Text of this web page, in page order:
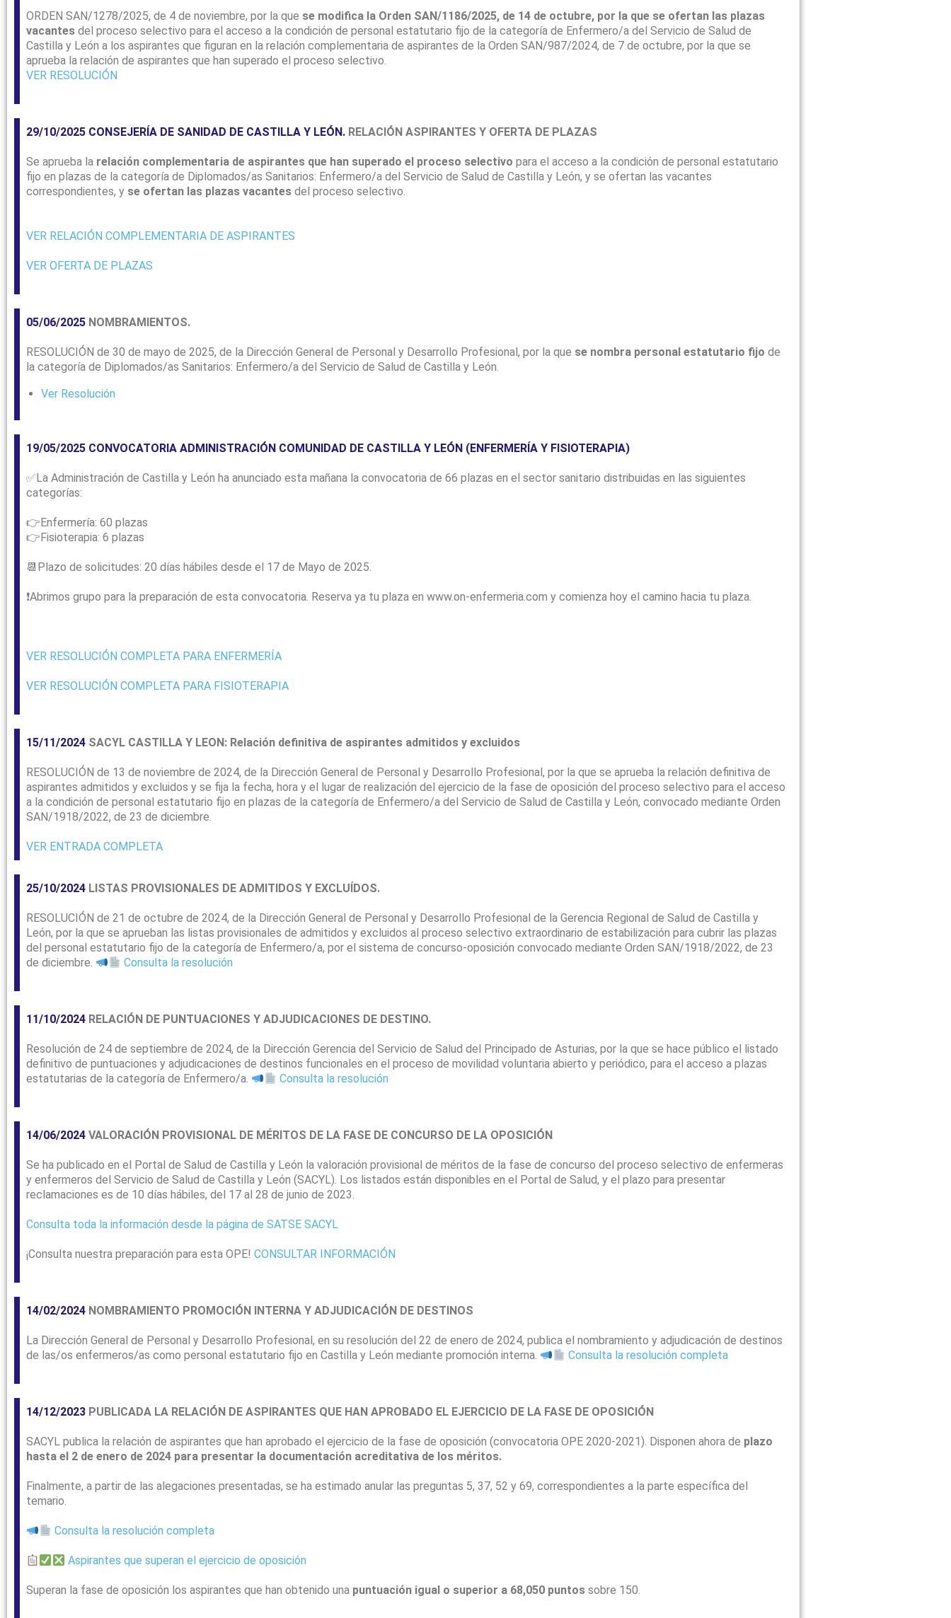
ORDEN SAN/1278/2025, de 4 de noviembre, por la que se modifica la Orden SAN/1186/2025, de 14 de octubre, por la que se ofertan las plazas
vacantes del proceso selectivo para el acceso a la condición de personal estatutario fijo de la categoría de Enfermero/a del Servicio de Salud de
Castilla y León a los aspirantes que figuran en la relación complementaria de aspirantes de la Orden SAN/987/2024, de 7 de octubre, por la que se
aprueba la relación de aspirantes que han superado el proceso selectivo.
VER RESOLUCIÓN
29/10/2025 CONSEJERÍA DE SANIDAD DE CASTILLA Y LEÓN. RELACIÓN ASPIRANTES Y OFERTA DE PLAZAS
Se aprueba la relación complementaria de aspirantes que han superado el proceso selectivo para el acceso a la condición de personal estatutario
fijo en plazas de la categoría de Diplomados/as Sanitarios: Enfermero/a del Servicio de Salud de Castilla y León, y se ofertan las vacantes
correspondientes, y se ofertan las plazas vacantes del proceso selectivo.
VER RELACIÓN COMPLEMENTARIA DE ASPIRANTES
VER OFERTA DE PLAZAS
05/06/2025 NOMBRAMIENTOS.
RESOLUCIÓN de 30 de mayo de 2025, de la Dirección General de Personal y Desarrollo Profesional, por la que se nombra personal estatutario fijo de
la categoría de Diplomados/as Sanitarios: Enfermero/a del Servicio de Salud de Castilla y León.
Ver Resolución
19/05/2025 CONVOCATORIA ADMINISTRACIÓN COMUNIDAD DE CASTILLA Y LEÓN (ENFERMERÍA Y FISIOTERAPIA)
✅La Administración de Castilla y León ha anunciado esta mañana la convocatoria de 66 plazas en el sector sanitario distribuidas en las siguientes
categorías:
👉Enfermería: 60 plazas
👉Fisioterapia: 6 plazas
📆Plazo de solicitudes: 20 días hábiles desde el 17 de Mayo de 2025.
❗️Abrimos grupo para la preparación de esta convocatoria. Reserva ya tu plaza en www.on-enfermeria.com y comienza hoy el camino hacia tu plaza.
VER RESOLUCIÓN COMPLETA PARA ENFERMERÍA
VER RESOLUCIÓN COMPLETA PARA FISIOTERAPIA
15/11/2024 SACYL CASTILLA Y LEON: Relación definitiva de aspirantes admitidos y excluidos
RESOLUCIÓN de 13 de noviembre de 2024, de la Dirección General de Personal y Desarrollo Profesional, por la que se aprueba la relación definitiva de
aspirantes admitidos y excluidos y se fija la fecha, hora y el lugar de realización del ejercicio de la fase de oposición del proceso selectivo para el acceso
a la condición de personal estatutario fijo en plazas de la categoría de Enfermero/a del Servicio de Salud de Castilla y León, convocado mediante Orden
SAN/1918/2022, de 23 de diciembre.
VER ENTRADA COMPLETA
25/10/2024 LISTAS PROVISIONALES DE ADMITIDOS Y EXCLUÍDOS.
RESOLUCIÓN de 21 de octubre de 2024, de la Dirección General de Personal y Desarrollo Profesional de la Gerencia Regional de Salud de Castilla y
León, por la que se aprueban las listas provisionales de admitidos y excluidos al proceso selectivo extraordinario de estabilización para cubrir las plazas
del personal estatutario fijo de la categoría de Enfermero/a, por el sistema de concurso-oposición convocado mediante Orden SAN/1918/2022, de 23
de diciembre.
Consulta la resolución
11/10/2024 RELACIÓN DE PUNTUACIONES Y ADJUDICACIONES DE DESTINO.
Resolución de 24 de septiembre de 2024, de la Dirección Gerencia del Servicio de Salud del Principado de Asturias, por la que se hace público el listado
definitivo de puntuaciones y adjudicaciones de destinos funcionales en el proceso de movilidad voluntaria abierto y periódico, para el acceso a plazas
estatutarias de la categoría de Enfermero/a.
Consulta la resolución
14/06/2024 VALORACIÓN PROVISIONAL DE MÉRITOS DE LA FASE DE CONCURSO DE LA OPOSICIÓN
Se ha publicado en el Portal de Salud de Castilla y León la valoración provisional de méritos de la fase de concurso del proceso selectivo de enfermeras
y enfermeros del Servicio de Salud de Castilla y León (SACYL). Los listados están disponibles en el Portal de Salud, y el plazo para presentar
reclamaciones es de 10 días hábiles, del 17 al 28 de junio de 2023.
Consulta toda la información desde la página de SATSE SACYL
¡Consulta nuestra preparación para esta OPE! CONSULTAR INFORMACIÓN
14/02/2024 NOMBRAMIENTO PROMOCIÓN INTERNA Y ADJUDICACIÓN DE DESTINOS
La Dirección General de Personal y Desarrollo Profesional, en su resolución del 22 de enero de 2024, publica el nombramiento y adjudicación de destinos
de las/os enfermeros/as como personal estatutario fijo en Castilla y León mediante promoción interna.
Consulta la resolución completa
14/12/2023 PUBLICADA LA RELACIÓN DE ASPIRANTES QUE HAN APROBADO EL EJERCICIO DE LA FASE DE OPOSICIÓN
SACYL publica la relación de aspirantes que han aprobado el ejercicio de la fase de oposición (convocatoria OPE 2020-2021). Disponen ahora de plazo
hasta el 2 de enero de 2024 para presentar la documentación acreditativa de los méritos.
Finalmente, a partir de las alegaciones presentadas, se ha estimado anular las preguntas 5, 37, 52 y 69, correspondientes a la parte específica del
temario.
Consulta la resolución completa
Aspirantes que superan el ejercicio de oposición
Superan la fase de oposición los aspirantes que han obtenido una puntuación igual o superior a 68,050 puntos sobre 150.